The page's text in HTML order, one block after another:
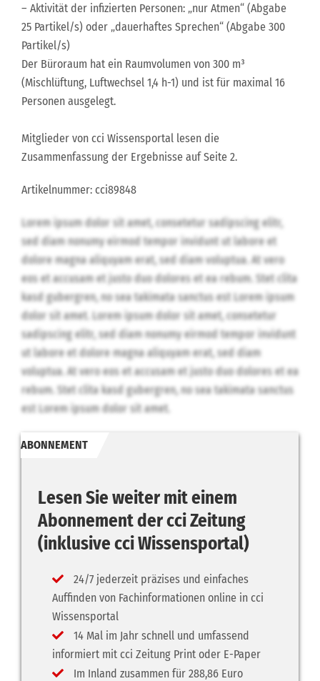
– Aktivität der infizierten Personen: „nur Atmen“ (Abgabe
25 Partikel/s) oder „dauerhaftes Sprechen“ (Abgabe 300
Partikel/s)
Der Büroraum hat ein Raumvolumen von 300 m³
(Mischlüftung, Luftwechsel 1,4 h-1) und ist für maximal 16
Personen ausgelegt.
Mitglieder von cci Wissensportal lesen die
Zusammenfassung der Ergebnisse auf Seite 2.
Artikelnummer: cci89848
Lorem ipsum dolor sit amet, consetetur sadipscing elitr,
sed diam nonumy eirmod tempor invidunt ut labore et
dolore magna aliquyam erat, sed diam voluptua. At vero
eos et accusam et justo duo dolores et ea rebum. Stet clita
kasd gubergren, no sea takimata sanctus est Lorem ipsum
dolor sit amet. Lorem ipsum dolor sit amet, consetetur
sadipscing elitr, sed diam nonumy eirmod tempor invidunt
ut labore et dolore magna aliquyam erat, sed diam
voluptua. At vero eos et accusam et justo duo dolores et ea
rebum. Stet clita kasd gubergren, no sea takimata sanctus
est Lorem ipsum dolor sit amet.
ABONNEMENT
Lesen Sie weiter mit einem
Abonnement der cci Zeitung
(inklusive cci Wissensportal)
24/7 jederzeit präzises und einfaches
Auffinden von Fachinformationen online in cci
Wissensportal
14 Mal im Jahr schnell und umfassend
informiert mit cci Zeitung Print oder E-Paper
Im Inland zusammen für 288,86 Euro